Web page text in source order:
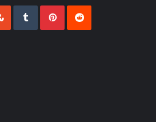
StumbleUpon Tumblr Pinterest